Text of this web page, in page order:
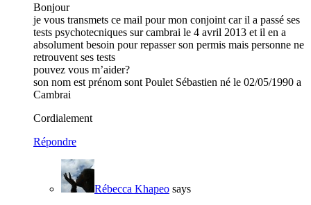
Bonjour
je vous transmets ce mail pour mon conjoint car il a passé ses
tests psychotecniques sur cambrai le 4 avril 2013 et il en a
absolument besoin pour repasser son permis mais personne ne
retrouvent ses tests
pouvez vous m’aider?
son nom est prénom sont Poulet Sébastien né le 02/05/1990 a
Cambrai
Cordialement
Répondre
Rébecca Khapeo says